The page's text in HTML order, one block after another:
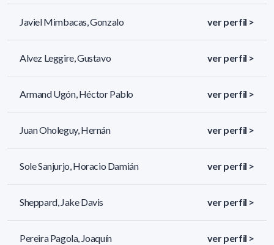
Javiel Mimbacas, Gonzalo ver perfil >
Alvez Leggire, Gustavo ver perfil >
Armand Ugón, Héctor Pablo ver perfil >
Juan Oholeguy, Hernán ver perfil >
Sole Sanjurjo, Horacio Damián ver perfil >
Sheppard, Jake Davis ver perfil >
Pereira Pagola, Joaquín ver perfil >